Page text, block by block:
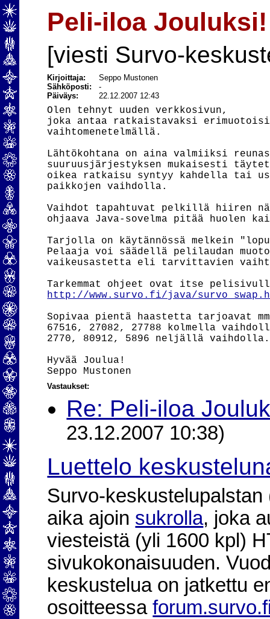
Peli-iloa Jouluksi!
[viesti Survo-
Kirjoittaja:
Seppo Mustonen
Sähköposti:-
Päiväys:
22.12.2007 12:43
Olen tehnyt uuden verkkosivun,
joka antaa ratkaistavaksi
vaihtomenetelmällä.
Lähtökohtana on aina valmiiksi
suuruusjärjestyksen mukaisesti
oikea ratkaisu syntyy kahdella tai
paikkojen vaihdolla.
Vaihdot tapahtuvat pelkillä hiiren
ohjaava Java-sovelma pitää huolen
Tarjolla on käytännössä melkein
Pelaaja voi säädellä pelilaudan
vaikeusastetta eli tarvittavien
http://www.survo.fi/java/
Sopivaa pientä haastetta tarjoavat
67516, 27082, 27788 kolmella
2770, 80912, 5896 neljällä vaihdolla.
Hyvää Joulua!
Vastaukset:
Re: Peli-iloa
23.12.2007 10:38)
Luettelo
Survo-
aika ajoin sukrolla, joka
viesteistä (yli 1600 kpl)
sivukokonaisuuden.
keskustelua on jatkettu
osoitteessa